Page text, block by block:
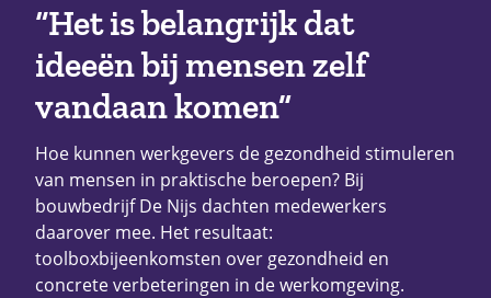
“Het is belangrijk dat
ideeën bij mensen zelf
vandaan komen”
Hoe kunnen werkgevers de gezondheid stimuleren
van mensen in praktische beroepen? Bij
bouwbedrijf De Nijs dachten medewerkers
daarover mee. Het resultaat:
toolboxbijeenkomsten over gezondheid en
concrete verbeteringen in de werkomgeving.